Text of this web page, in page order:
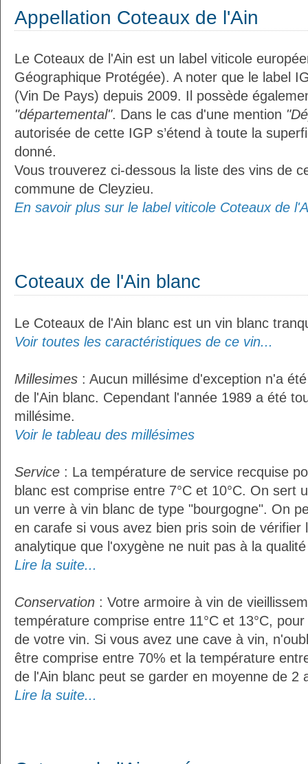
Appellation Coteaux de l'Ain
Le Coteaux de l'Ain est un label viticole
Géographique Protégée). A noter que le label
(Vin De Pays) depuis 2009. Il possède
"départemental". Dans le cas d'une mention
autorisée de cette IGP s’étend à toute la
donné.
Vous trouverez ci-dessous la liste des vins de
commune de Cleyzieu.
En savoir plus sur le label viticole Coteaux de
Coteaux de l'Ain blanc
Le Coteaux de l'Ain blanc est un vin blanc
Voir toutes les caractéristiques de ce vin...
Millesimes : Aucun millésime d'exception n'a
de l'Ain blanc. Cependant l'année 1989 a été
millésime.
Voir le tableau des millésimes
Service : La température de service recquise
blanc est comprise entre 7°C et 10°C. On sert
un verre à vin blanc de type "bourgogne". On
en carafe si vous avez bien pris soin de vérifier
analytique que l'oxygène ne nuit pas à la
Lire la suite...
Conservation : Votre armoire à vin de
température comprise entre 11°C et 13°C,
de votre vin. Si vous avez une cave à vin,
être comprise entre 70% et la température
de l'Ain blanc peut se garder en moyenne de 2
Lire la suite...